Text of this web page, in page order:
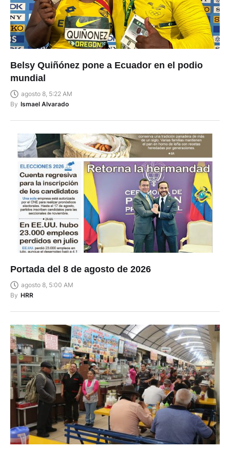
Belsy Quiñónez pone a Ecuador en el podio
mundial
agosto 8, 5:22 AM
By Ismael Alvarado
Portada del 8 de agosto de 2026
agosto 8, 5:00 AM
By HRR